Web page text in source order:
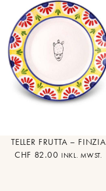
TELLER FRUTTA – FINZIA
CHF 82.00 INKL. MWST.